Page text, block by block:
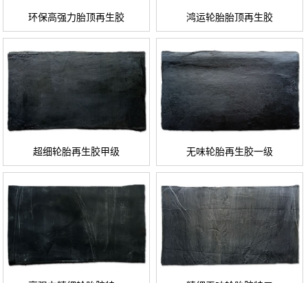
环保高强力胎顶再生胶 鸿运轮胎胎顶再生胶
超细轮胎再生胶甲级 无味轮胎再生胶一级